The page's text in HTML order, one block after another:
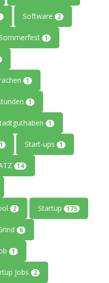
Software 2
Sommerfest 1
1
1
1
1 Start-ups 1
14
2 Startup 175
6
1
Jobs 2